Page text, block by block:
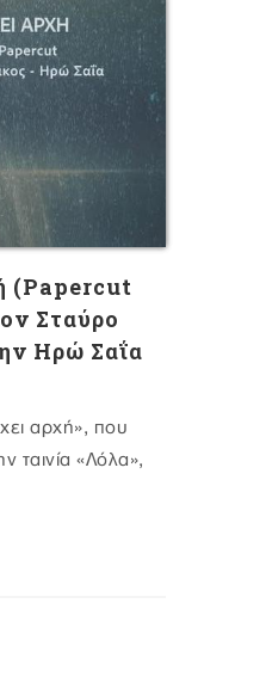
(Papercut
Σταύρο
Ηρώ Σαΐα
αρχή», που
ταινία «Λόλα»,